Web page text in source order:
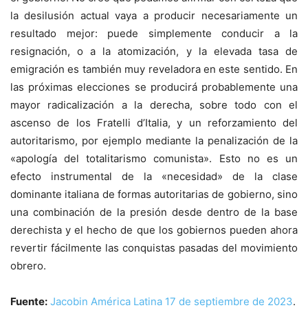
la desilusión actual vaya a producir necesariamente un
resultado mejor: puede simplemente conducir a la
resignación, o a la atomización, y la elevada tasa de
emigración es también muy reveladora en este sentido. En
las próximas elecciones se producirá probablemente una
mayor radicalización a la derecha, sobre todo con el
ascenso de los Fratelli d’Italia, y un reforzamiento del
autoritarismo, por ejemplo mediante la penalización de la
«apología del totalitarismo comunista». Esto no es un
efecto instrumental de la «necesidad» de la clase
dominante italiana de formas autoritarias de gobierno, sino
una combinación de la presión desde dentro de la base
derechista y el hecho de que los gobiernos pueden ahora
revertir fácilmente las conquistas pasadas del movimiento
obrero.
Fuente: Jacobin América Latina 17 de septiembre de 2023.